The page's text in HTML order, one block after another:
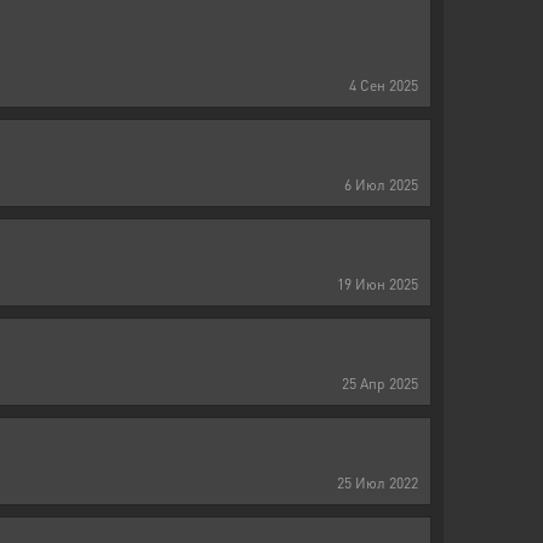
4 Сен 2025
6 Июл 2025
19 Июн 2025
25 Апр 2025
25 Июл 2022